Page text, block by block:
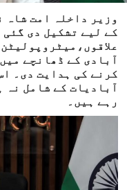
وزیر داخلہ امت
کے لیے تشکیل دی
آبادی کے ڈھانچے
کرنے کی ہدایت دی۔
آبادیات کے شامل نہ
رہے ہیں۔